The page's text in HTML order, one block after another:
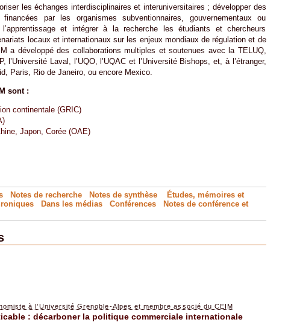
les échanges interdisciplinaires et interuniversitaires ; développer des
par les organismes subventionnaires, gouvernementaux ou
et intégrer à la recherche les étudiants et chercheurs
locaux et internationaux sur les enjeux mondiaux de régulation et de
a développé des collaborations multiples et soutenues avec la TELUQ,
l’Université Laval, l’UQO, l’UQAC et l’Université Bishops, et, à l’étranger,
Paris, Rio de Janeiro, ou encore Mexico.
sont :
continentale (GRIC)
Japon, Corée (OAE)
Notes de recherche Notes de synthèse
Études, mémoires et
Dans les médias Conférences Notes de conférenceet
à l’Université Grenoble-Alpes et membre associé du CEIM
: décarboner la politique commerciale internationale